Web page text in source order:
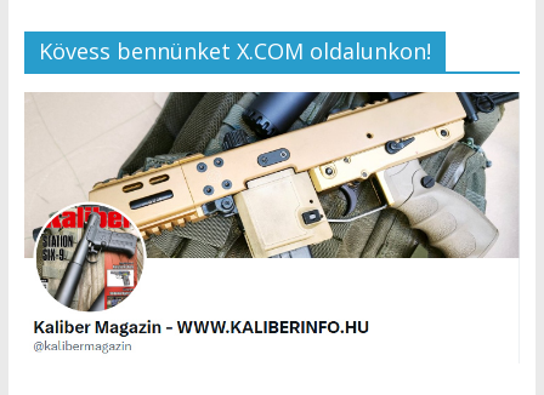
Kövess bennünket X.COM oldalunkon!